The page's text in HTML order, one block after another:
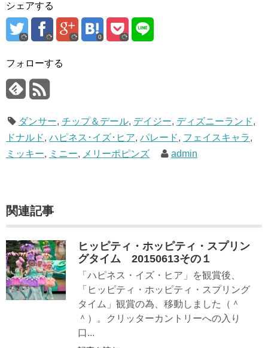
シェアする
0
フォローする
ダンサー, チップ＆デール, デイジー, ディズニーランド,
ドナルド, ハピネス･イズ･ヒア, パレード, フェイスキャラ,
ミッキー, ミニー, メリーポピンズ admin
関連記事
ヒッピティ・ホッピティ・スプリン
グタイム 20150613その１
「ハピネス・イズ・ヒア」を観賞後、
「ヒッピティ・ホッピティ・スプリング
タイム」観賞の為、移動しました（＾
＾）。クリッターカントリーへの入り
口...